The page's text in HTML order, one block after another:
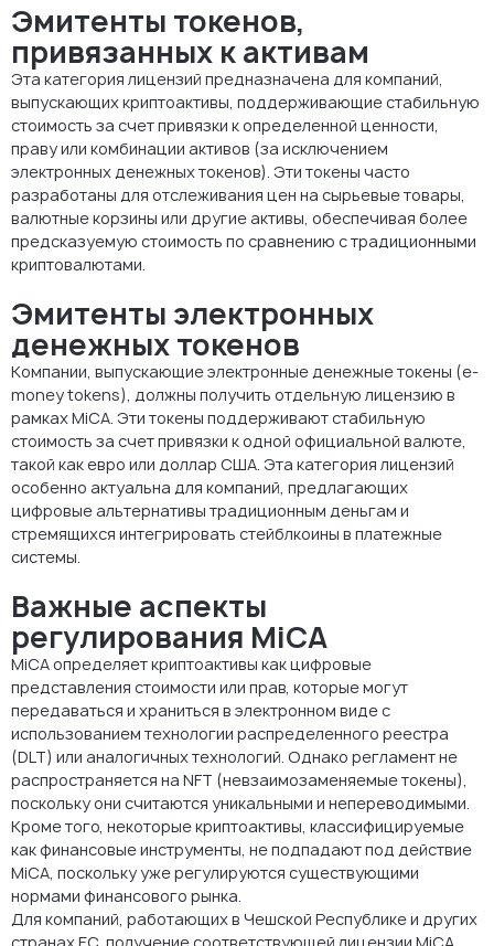
Эмитенты токенов,
привязанных к активам
Эта категория лицензий предназначена для компаний,
выпускающих криптоактивы, поддерживающие стабильную
стоимость за счет привязки к определенной ценности,
праву или комбинации активов (за исключением
электронных денежных токенов). Эти токены часто
разработаны для отслеживания цен на сырьевые товары,
валютные корзины или другие активы, обеспечивая более
предсказуемую стоимость по сравнению с традиционными
криптовалютами.
Эмитенты электронных
денежных токенов
Компании, выпускающие электронные денежные токены (e-
money tokens), должны получить отдельную лицензию в
рамках MiCA. Эти токены поддерживают стабильную
стоимость за счет привязки к одной официальной валюте,
такой как евро или доллар США. Эта категория лицензий
особенно актуальна для компаний, предлагающих
цифровые альтернативы традиционным деньгам и
стремящихся интегрировать стейблкоины в платежные
системы.
Важные аспекты
регулирования MiCA
MiCA определяет криптоактивы как цифровые
представления стоимости или прав, которые могут
передаваться и храниться в электронном виде с
использованием технологии распределенного реестра
(DLT) или аналогичных технологий. Однако регламент не
распространяется на NFT (невзаимозаменяемые токены),
поскольку они считаются уникальными и непереводимыми.
Кроме того, некоторые криптоактивы, классифицируемые
как финансовые инструменты, не подпадают под действие
MiCA, поскольку уже регулируются существующими
нормами финансового рынка.
Для компаний, работающих в Чешской Республике и других